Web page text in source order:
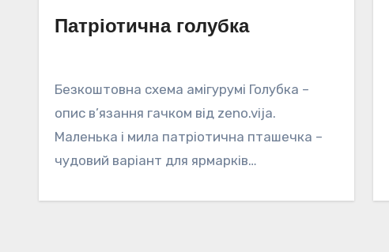
Патріотична голубка
Безкоштовна схема амігурумі Голубка –
опис в’язання гачком від zeno.vija.
Маленька і мила патріотична пташечка –
чудовий варіант для ярмарків…